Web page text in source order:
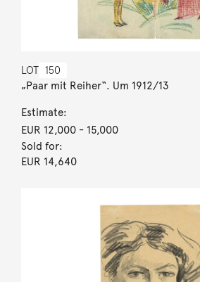
LOT 150
„Paar mit Reiher“. Um 1912/13
Estimate:
EUR 12,000- 15,000
Sold for:
EUR 14,640